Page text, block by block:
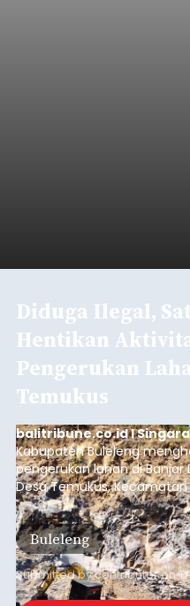
Diduga Ilegal,
Hentikan
Pengerukan
Temukus
balitribune.co.id I
Kabupaten Buleleng
pengerukan lahan di Banjar
Desa Temukus,
ditemukan indikasi
material yang tidak sesuai
kawasan.
Buleleng
Submitted bycontributoron